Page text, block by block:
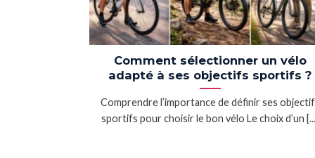
Comment sélectionner un vélo
adapté à ses objectifs sportifs ?
Comprendre l’importance de définir ses
sportifs pour choisir le bon vélo Le choix d’un